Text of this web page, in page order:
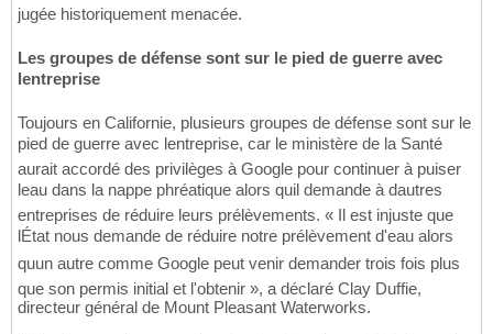
jugée historiquement menacée.
Les groupes de défense sont sur le pied de guerre avec
lentreprise
Toujours en Californie, plusieurs groupes de défense sont sur le
pied de guerre avec lentreprise, car le ministère de la Santé
aurait accordé des privilèges à Google pour continuer à puiser
leau dans la nappe phréatique alors quil demande à dautres
entreprises de réduire leurs prélèvements. « Il est injuste que
lÉtat nous demande de réduire notre prélèvement d'eau alors
quun autre comme Google peut venir demander trois fois plus
que son permis initial et l'obtenir », a déclaré Clay Duffie,
directeur général de Mount Pleasant Waterworks.